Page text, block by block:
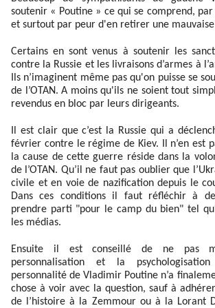
soutenir « Poutine » ce qui se comprend,
et surtout par peur d'en retirer une
Certains en sont venus à soutenir les
contre la Russie et les livraisons d’armes à
Ils n’imaginent même pas qu'on puisse se
de l’OTAN. A moins qu'ils ne soient tout
revendus en bloc par leurs dirigeants.
Il est clair que c’est la Russie qui a
février contre le régime de Kiev. Il n’en est
la cause de cette guerre réside dans la
de l’OTAN. Qu’il ne faut pas oublier que
civile et en voie de nazification depuis le
Dans ces conditions il faut réfléchir à
prendre parti "pour le camp du bien" tel
les médias.
Ensuite il est conseillé de ne pas
personnalisation et la
personnalité de Vladimir Poutine n’a
chose à voir avec la question, sauf à
de l’histoire à la Zemmour ou à la Lorant